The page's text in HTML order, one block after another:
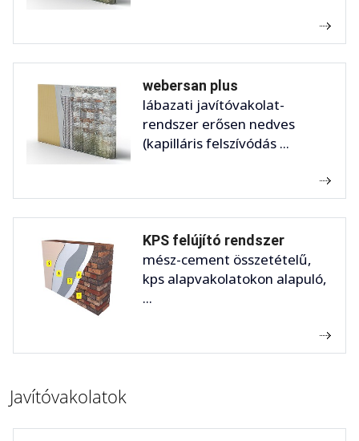
webersan plus
lábazati javítóvakolat-
rendszer erősen nedves
(kapilláris felszívódás ...
KPS felújító rendszer
mész-cement összetételű,
kps alapvakolatokon alapuló,
...
Javítóvakolatok